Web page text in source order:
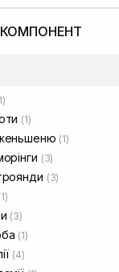
(1)
(1)
(3)
(3)
(3)
(1)
(4)